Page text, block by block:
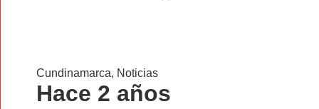
Cundinamarca, Noticias
Hace 2 años